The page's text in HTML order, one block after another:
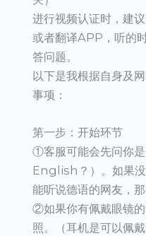
进行视频认证时，建
或者翻译APP，听的
答问题。
以下是我根据自身及
事项：
第一步：开始环节
①客服可能会先问你
English？）。如果没
能听说德语的网友，那
②如果你有佩戴眼镜
照。（耳机是可以佩